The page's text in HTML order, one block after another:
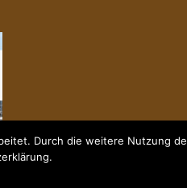
Durch die weitere Nutzung